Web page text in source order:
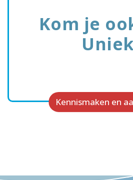
Kom je
Kennismaken en